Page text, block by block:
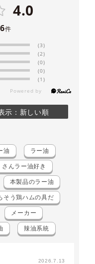
4.0
6件
(3)
(2)
(0)
(0)
(1)
示：新しい順
油 ラー油
んラー油好き
本製品のラー油
そう鶏ハムの具だ
メーカー
辣油系統
2026.7.13